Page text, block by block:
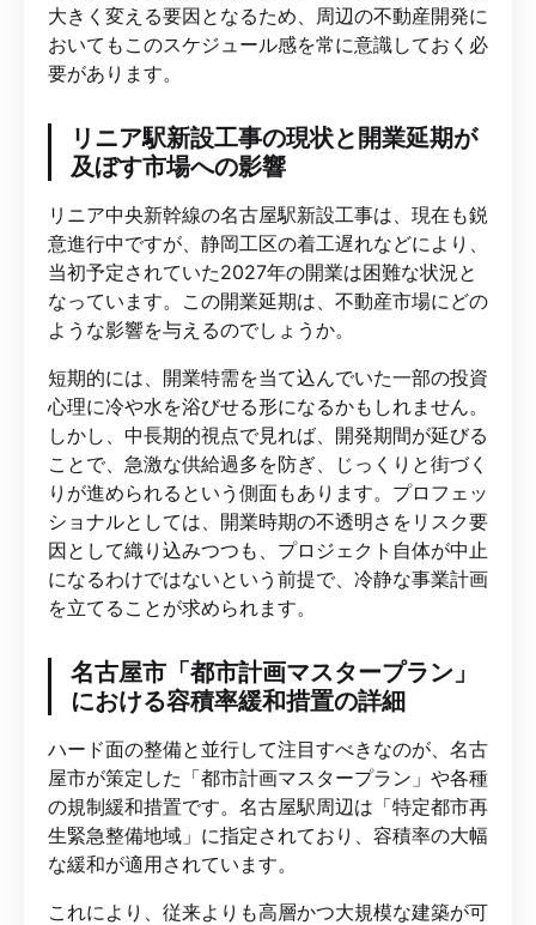
大きく変える要因となるため、周辺の不動産開発に
おいてもこのスケジュール感を常に意識しておく必
要があります。
リニア駅新設工事の現状と開業延期が
及ぼす市場への影響
リニア中央新幹線の名古屋駅新設工事は、現在も鋭
意進行中ですが、静岡工区の着工遅れなどにより、
当初予定されていた2027年の開業は困難な状況と
なっています。この開業延期は、不動産市場にどの
ような影響を与えるのでしょうか。
短期的には、開業特需を当て込んでいた一部の投資
心理に冷や水を浴びせる形になるかもしれません。
しかし、中長期的視点で見れば、開発期間が延びる
ことで、急激な供給過多を防ぎ、じっくりと街づく
りが進められるという側面もあります。プロフェッ
ショナルとしては、開業時期の不透明さをリスク要
因として織り込みつつも、プロジェクト自体が中止
になるわけではないという前提で、冷静な事業計画
を立てることが求められます。
名古屋市「都市計画マスタープラン」
における容積率緩和措置の詳細
ハード面の整備と並行して注目すべきなのが、名古
屋市が策定した「都市計画マスタープラン」や各種
の規制緩和措置です。名古屋駅周辺は「特定都市再
生緊急整備地域」に指定されており、容積率の大幅
な緩和が適用されています。
これにより、従来よりも高層かつ大規模な建築が可